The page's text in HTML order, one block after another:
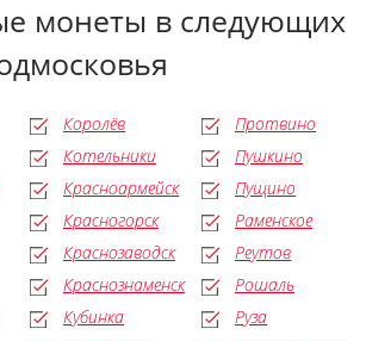
монеты в следующих
Королёв
Котельники
Красноармейск
Красногорск
Краснозаводск
Краснознаменск
Кубинка
Протвино
Пушкино
Пущино
Раменское
Реутов
Рошаль
Руза